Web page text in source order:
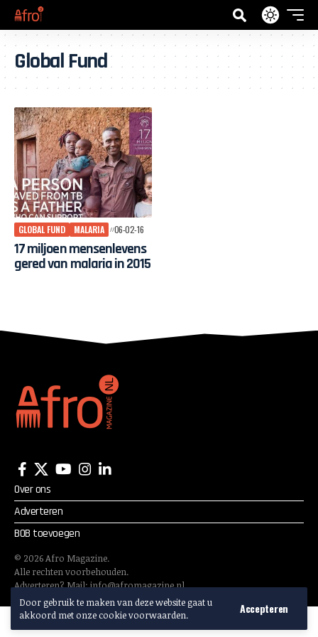
Door gebruik te maken van deze website gaat u
akkoord met onze cookie voorwaarden.
Accepteren
Global Fund
GLOBAL FUND MALARIA 06-02-16
17 miljoen mensenlevens
gered van malaria in 2015
Over ons
Adverteren
BOB toevoegen
© 2026Afro Magazine.
Alle rechten voorbehouden.
Adverteren? Mail:info@afromagazine.nl